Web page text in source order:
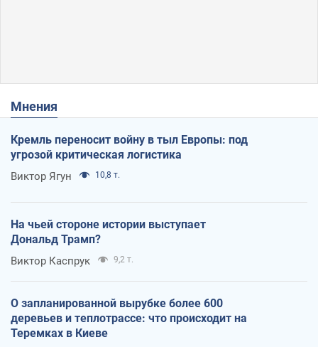
Мнения
Кремль переносит войну в тыл Европы: под
угрозой критическая логистика
Виктор Ягун 10,8 т.
На чьей стороне истории выступает
Дональд Трамп?
Виктор Каспрук 9,2 т.
О запланированной вырубке более 600
деревьев и теплотрассе: что происходит на
Теремках в Киеве